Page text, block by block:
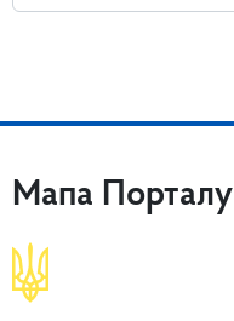
Мапа Порталу